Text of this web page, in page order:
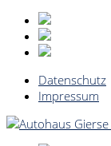
Datenschutz
Impressum